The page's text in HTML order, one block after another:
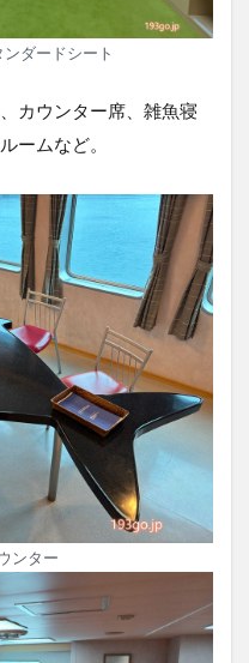
ダードシート
カウンター席、雑魚寝
ームなど。
ンター